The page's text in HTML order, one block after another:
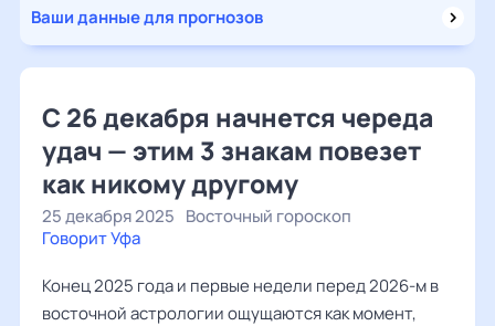
Ваши данные для прогнозов
С 26 декабря начнется череда
удач — этим 3 знакам повезет
как никому другому
25 декабря 2025 Восточный гороскоп
Говорит Уфа
Конец 2025 года и первые недели перед 2026‑м в
восточной астрологии ощущаются как момент,